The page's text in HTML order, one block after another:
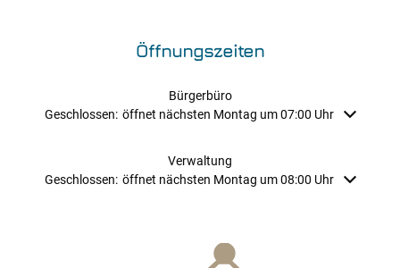
Öffnungszeiten
Bürgerbüro
Klicken, um weitere Öffnungs- oder Schließzeiten auszublenden
Geschlossen: öffnet nächsten Montag um 07:00 Uhr
Verwaltung
Klicken, um weitere Öffnungs- oder Schließzeiten auszublenden
Geschlossen: öffnet nächsten Montag um 08:00 Uhr